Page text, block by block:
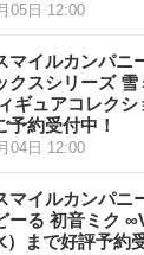
05日 12:00
マイルカンパニ
クスシリーズ 雪
ギュアコレクシ
予約受付中！
04日 12:00
マイルカンパニ
ーる 初音ミク
）まで好評予約